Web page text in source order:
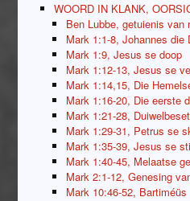
WOORD IN KLANK,
Ben Lubbe, getuienis van
Mark 1:1-8, Johannes die
Mark 1:9, Jesus se doop
Mark 1:12-13, Jesus se
Mark 1:14,15, Die
Mark 1:16-20, Die eerste
Mark 1:21-28,
Mark 1:29-31, Petrus se
Mark 1:35-39, Jesus se
Mark 1:40-45, Melaatse
Mark 2:1-12, Genesing
Mark 10:46-52, Bartiméüs